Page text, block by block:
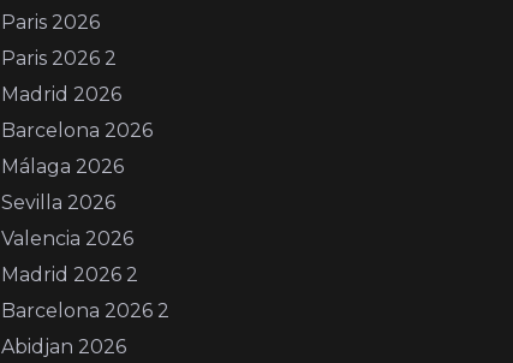
Paris 2026
Paris 2026 2
Madrid 2026
Barcelona 2026
Málaga 2026
Sevilla 2026
Valencia 2026
Madrid 2026 2
Barcelona 2026 2
Abidjan 2026